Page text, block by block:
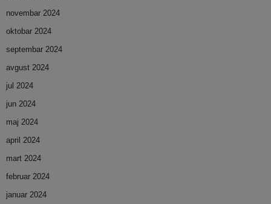
novembar 2024
oktobar 2024
septembar 2024
avgust 2024
jul 2024
jun 2024
maj 2024
april 2024
mart 2024
februar 2024
januar 2024